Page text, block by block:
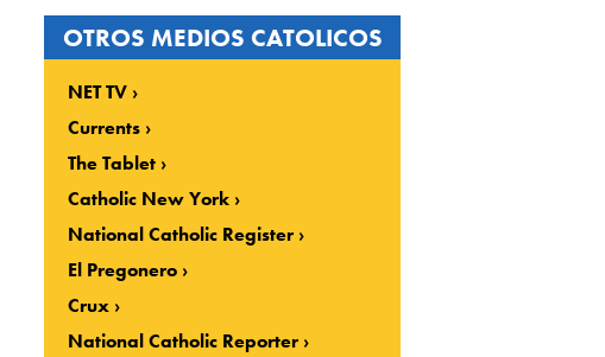
OTROS MEDIOS CATOLICOS
NET TV
Currents
The Tablet
Catholic New York
National Catholic Register
El Pregonero
Crux
National Catholic Reporter